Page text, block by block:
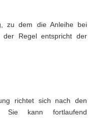
zu dem die Anleihe bei
Regel entspricht der
richtet sich nach den
Sie kann fortlaufend